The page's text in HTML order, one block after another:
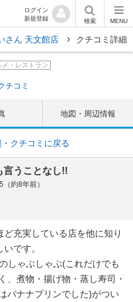
ログイン
新規登録
検索 MENU
さん 天文館店 クチコミ詳細
メ・レストラン
チコミ
地図・周辺情報
クチコミに戻る
言うことなし!!
約8年前）
充実している店を他に知り
です。
しゃぶしゃぶ(これだけでも
、煮物・揚げ物・蒸し寿司・
バナナプリンでした)がつい